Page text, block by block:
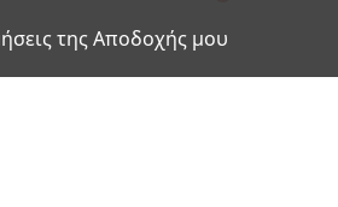
της Αποδοχής μου